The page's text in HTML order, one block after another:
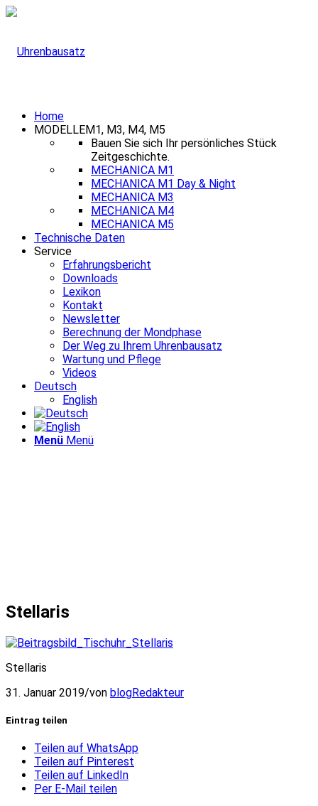
Home
MODELLEM1, M3, M4, M5
Bauen Sie sich Ihr persönliches Stück
Zeitgeschichte.
MECHANICA M1
MECHANICA M1 Day & Night
MECHANICA M3
MECHANICA M4
MECHANICA M5
Technische Daten
Service
Erfahrungsbericht
Downloads
Lexikon
Kontakt
Newsletter
Berechnung der Mondphase
Der Weg zu Ihrem Uhrenbausatz
Wartung und Pflege
Videos
Deutsch
English
Menü Menü
Stellaris
Stellaris
31. Januar 2019/von blogRedakteur
Eintrag teilen
Teilen auf WhatsApp
Teilen auf Pinterest
Teilen auf LinkedIn
Per E-Mail teilen